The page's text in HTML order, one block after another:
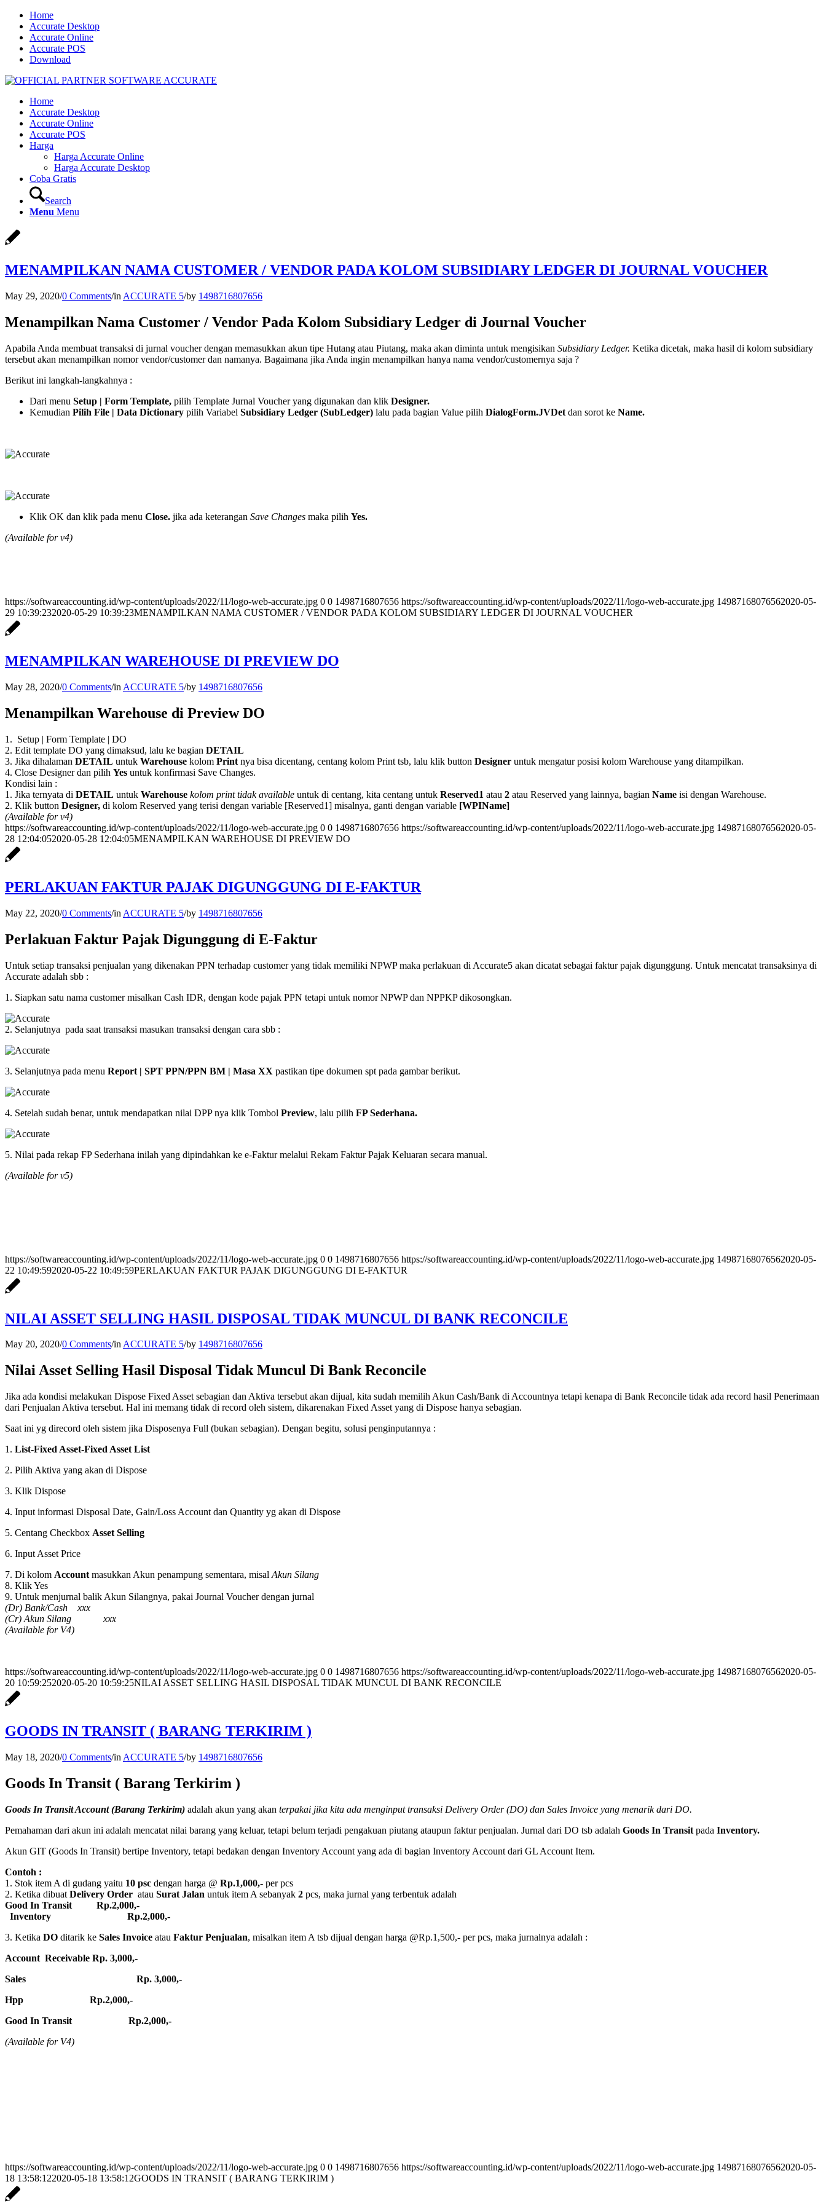
Home
Accurate Desktop
Accurate Online
Accurate POS
Download
Home
Accurate Desktop
Accurate Online
Accurate POS
Harga
Harga Accurate Online
Harga Accurate Desktop
Coba Gratis
Search
Menu Menu
MENAMPILKAN NAMA CUSTOMER / VENDOR PADA KOLOM SUBSIDIARY LEDGER DI JOURNAL VOUCHER
May 29, 2020/0 Comments/in ACCURATE 5/by 1498716807656
Menampilkan Nama Customer / Vendor Pada Kolom Subsidiary Ledger di Journal Voucher
Apabila Anda membuat transaksi di jurnal voucher dengan memasukkan akun tipe Hutang atau Piutang, maka akan diminta untuk mengisikan Subsidiary Ledger. Ketika dicetak, maka hasil di kolom subsidiary
tersebut akan menampilkan nomor vendor/customer dan namanya. Bagaimana jika Anda ingin menampilkan hanya nama vendor/customernya saja ?
Berikut ini langkah-langkahnya :
Dari menu Setup | Form Template, pilih Template Jurnal Voucher yang digunakan dan klik Designer.
Kemudian Pilih File | Data Dictionary pilih Variabel Subsidiary Ledger (SubLedger) lalu pada bagian Value pilih DialogForm.JVDet dan sorot ke Name.
Klik OK dan klik pada menu Close. jika ada keterangan Save Changes maka pilih Yes.
(Available for v4)
https://softwareaccounting.id/wp-content/uploads/2022/11/logo-web-accurate.jpg 0 0 1498716807656 https://softwareaccounting.id/wp-content/uploads/2022/11/logo-web-accurate.jpg 14987168076562020-05-
29 10:39:232020-05-29 10:39:23MENAMPILKAN NAMA CUSTOMER / VENDOR PADA KOLOM SUBSIDIARY LEDGER DI JOURNAL VOUCHER
MENAMPILKAN WAREHOUSE DI PREVIEW DO
May 28, 2020/0 Comments/in ACCURATE 5/by 1498716807656
Menampilkan Warehouse di Preview DO
1. Setup | Form Template | DO
2. Edit template DO yang dimaksud, lalu ke bagian DETAIL
3. Jika dihalaman DETAIL untuk Warehouse kolom Print nya bisa dicentang, centang kolom Print tsb, lalu klik button Designer untuk mengatur posisi kolom Warehouse yang ditampilkan.
4. Close Designer dan pilih Yes untuk konfirmasi Save Changes.
Kondisi lain :
1. Jika ternyata di DETAIL untuk Warehouse kolom print tidak available untuk di centang, kita centang untuk Reserved1 atau 2 atau Reserved yang lainnya, bagian Name isi dengan Warehouse.
2. Klik button Designer, di kolom Reserved yang terisi dengan variable [Reserved1] misalnya, ganti dengan variable [WPIName]
(Available for v4)
https://softwareaccounting.id/wp-content/uploads/2022/11/logo-web-accurate.jpg 0 0 1498716807656 https://softwareaccounting.id/wp-content/uploads/2022/11/logo-web-accurate.jpg 14987168076562020-05-
28 12:04:052020-05-28 12:04:05MENAMPILKAN WAREHOUSE DI PREVIEW DO
PERLAKUAN FAKTUR PAJAK DIGUNGGUNG DI E-FAKTUR
May 22, 2020/0 Comments/in ACCURATE 5/by 1498716807656
Perlakuan Faktur Pajak Digunggung di E-Faktur
Untuk setiap transaksi penjualan yang dikenakan PPN terhadap customer yang tidak memiliki NPWP maka perlakuan di Accurate5 akan dicatat sebagai faktur pajak digunggung. Untuk mencatat transaksinya di
Accurate adalah sbb :
1. Siapkan satu nama customer misalkan Cash IDR, dengan kode pajak PPN tetapi untuk nomor NPWP dan NPPKP dikosongkan.
2. Selanjutnya pada saat transaksi masukan transaksi dengan cara sbb :
3. Selanjutnya pada menu Report | SPT PPN/PPN BM | Masa XX pastikan tipe dokumen spt pada gambar berikut.
4. Setelah sudah benar, untuk mendapatkan nilai DPP nya klik Tombol Preview, lalu pilih FP Sederhana.
5. Nilai pada rekap FP Sederhana inilah yang dipindahkan ke e-Faktur melalui Rekam Faktur Pajak Keluaran secara manual.
(Available for v5)
https://softwareaccounting.id/wp-content/uploads/2022/11/logo-web-accurate.jpg 0 0 1498716807656 https://softwareaccounting.id/wp-content/uploads/2022/11/logo-web-accurate.jpg 14987168076562020-05-
22 10:49:592020-05-22 10:49:59PERLAKUAN FAKTUR PAJAK DIGUNGGUNG DI E-FAKTUR
NILAI ASSET SELLING HASIL DISPOSAL TIDAK MUNCUL DI BANK RECONCILE
May 20, 2020/0 Comments/inACCURATE 5/by 1498716807656
Nilai Asset Selling Hasil Disposal Tidak Muncul Di Bank Reconcile
Jika ada kondisi melakukan Dispose Fixed Asset sebagian dan Aktiva tersebut akan dijual, kita sudah memilih Akun Cash/Bank di Accountnya tetapi kenapa di Bank Reconcile tidak ada record hasil Penerimaan
dari Penjualan Aktiva tersebut. Hal ini memang tidak di record oleh sistem, dikarenakan Fixed Asset yang di Dispose hanya sebagian.
Saat ini yg direcord oleh sistem jika Disposenya Full (bukan sebagian). Dengan begitu, solusi penginputannya :
1. List-Fixed Asset-Fixed Asset List
2. Pilih Aktiva yang akan di Dispose
3. Klik Dispose
4. Input informasi Disposal Date, Gain/Loss Account dan Quantity yg akan di Dispose
5. Centang Checkbox Asset Selling
6. Input Asset Price
7. Di kolom Account masukkan Akun penampung sementara, misal Akun Silang
8. Klik Yes
9. Untuk menjurnal balik Akun Silangnya, pakai Journal Voucher dengan jurnal
(Dr) Bank/Cash xxx
(Cr) Akun Silang xxx
(Available for V4)
https://softwareaccounting.id/wp-content/uploads/2022/11/logo-web-accurate.jpg 0 0 1498716807656 https://softwareaccounting.id/wp-content/uploads/2022/11/logo-web-accurate.jpg 14987168076562020-05-
20 10:59:252020-05-20 10:59:25NILAI ASSET SELLING HASIL DISPOSAL TIDAK MUNCUL DI BANK RECONCILE
GOODS IN TRANSIT ( BARANG TERKIRIM )
May 18, 2020/0 Comments/in ACCURATE 5/by 1498716807656
Goods In Transit ( Barang Terkirim )
Goods In Transit Account (Barang Terkirim) adalah akun yang akan terpakai jika kita ada menginput transaksi Delivery Order (DO) dan Sales Invoice yang menarik dari DO.
Pemahaman dari akun ini adalah mencatat nilai barang yang keluar, tetapi belum terjadi pengakuan piutang ataupun faktur penjualan. Jurnal dari DO tsb adalah Goods In Transit pada Inventory.
Akun GIT (Goods In Transit) bertipe Inventory, tetapi bedakan dengan Inventory Account yang ada di bagian Inventory Account dari GL Account Item.
Contoh :
1. Stok item A di gudang yaitu 10 psc dengan harga @ Rp.1,000,- per pcs
2. Ketika dibuat Delivery Order atau Surat Jalan untuk item A sebanyak 2 pcs, maka jurnal yang terbentuk adalah
Good In Transit Rp.2,000,-
Inventory Rp.2,000,-
3. Ketika DO ditarik ke Sales Invoice atau Faktur Penjualan, misalkan item A tsb dijual dengan harga @Rp.1,500,- per pcs, maka jurnalnya adalah :
Account Receivable Rp. 3,000,-
Sales Rp. 3,000,-
Hpp Rp.2,000,-
Good In Transit Rp.2,000,-
(Available for V4)
https://softwareaccounting.id/wp-content/uploads/2022/11/logo-web-accurate.jpg 0 0 1498716807656 https://softwareaccounting.id/wp-content/uploads/2022/11/logo-web-accurate.jpg 14987168076562020-05-
18 13:58:122020-05-18 13:58:12GOODS IN TRANSIT ( BARANG TERKIRIM )